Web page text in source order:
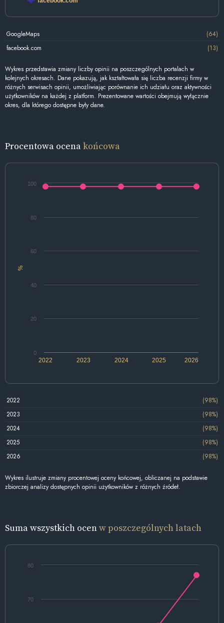
GoogleMaps
(64)
facebook.com
(13)
Wykres przedstawia zmiany liczby opinii na poszczególnych portalach w
kolejnych okresach. Dane pokazują, jak kształtowała się liczba recenzji firmy w
różnych serwisach opinii, umożliwiając porównanie ich udziału oraz aktywności
użytkowników na każdej z platform. Prezentowane wartości obejmują wyłącznie
okres, dla którego dostępne były dane.
Procentowa ocenakońcowa
%
2022 2024 2026
2023 2025
0
20
40
60
80
100
2022
(98%)
2023
(98%)
2024
(98%)
2025
(98%)
2026
(98%)
Wykres ilustruje zmiany procentowej oceny końcowej, obliczanej na podstawie
zbiorczej analizy dostępnych opinii użytkowników z różnych źródeł.
Suma wszystkich ocenw poszczególnych latach
70
80